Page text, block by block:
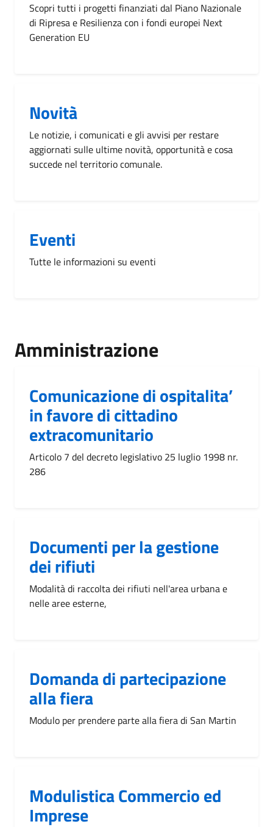
Scopri tutti i progetti finanziati dal Piano Nazionale
di Ripresa e Resilienza con i fondi europei Next
Generation EU
Novità
Le notizie, i comunicati e gli avvisi per restare
aggiornati sulle ultime novità, opportunità e cosa
succede nel territorio comunale.
Eventi
Tutte le informazioni su eventi
Amministrazione
Comunicazione di ospitalita’
in favore di cittadino
extracomunitario
Articolo 7 del decreto legislativo 25 luglio 1998 nr.
286
Documenti per la gestione
dei rifiuti
Modalità di raccolta dei rifiuti nell'area urbana e
nelle aree esterne,
Domanda di partecipazione
alla fiera
Modulo per prendere parte alla fiera di San Martin
Modulistica Commercio ed
Imprese